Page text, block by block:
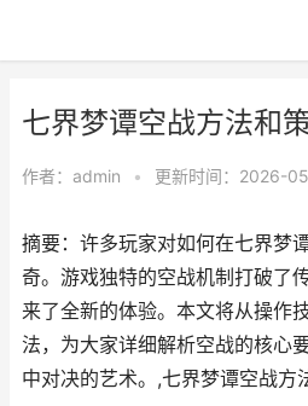
七界梦谭空战方法和
作者： admin • 更新时间：2026-
摘要：许多玩家对如何在七界梦
奇。游戏独特的空战机制打破了
来了全新的体验。本文将从操作
法，为大家详细解析空战的核心
中对决的艺术。,七界梦谭空战方